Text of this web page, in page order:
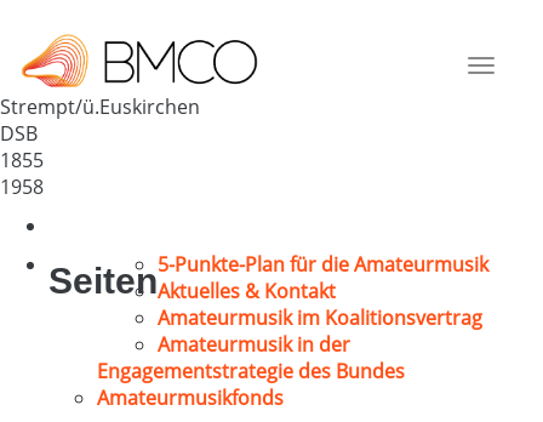
Toggle
Deutschland
53894
Strempt/ü.Euskirchen
DSB
1855
1958
Seiten5-Punkte-Plan für die Amateurmusik
Aktuelles & Kontakt
Amateurmusik im Koalitionsvertrag
Amateurmusik in der
Engagementstrategie des Bundes
Amateurmusikfonds